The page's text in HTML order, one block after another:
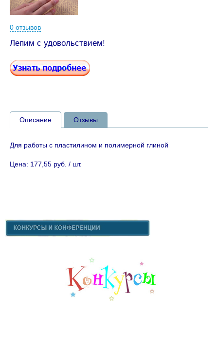
0 отзывов
Лепим с удовольствием!
Описание Отзывы
Для работы с пластилином и полимерной глиной
Цена: 177,55 руб. / шт.